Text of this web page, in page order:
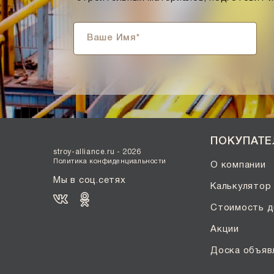
Солома С23
Супер-белый
Супербелый
Темно-Коричневый, Коричневый
Темно-красный
Темно-серый
Флеш-обжиг
Черно-коричневый
Черно-фиолетовый, бордовый
stroy-alliance.ru - 2026
Политика конфиденциальности
Мы в соц.сетях
О компании
Калькулятор
Стоимость
Акции
Доска